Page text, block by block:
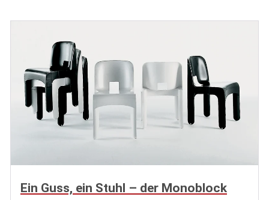
Ein Guss, ein Stuhl – der Monoblock